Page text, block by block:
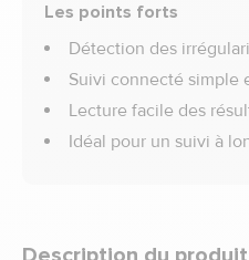
Les points forts
Détection des
Suivi connecté simple
Lecture facile des
Idéal pour un suivi à